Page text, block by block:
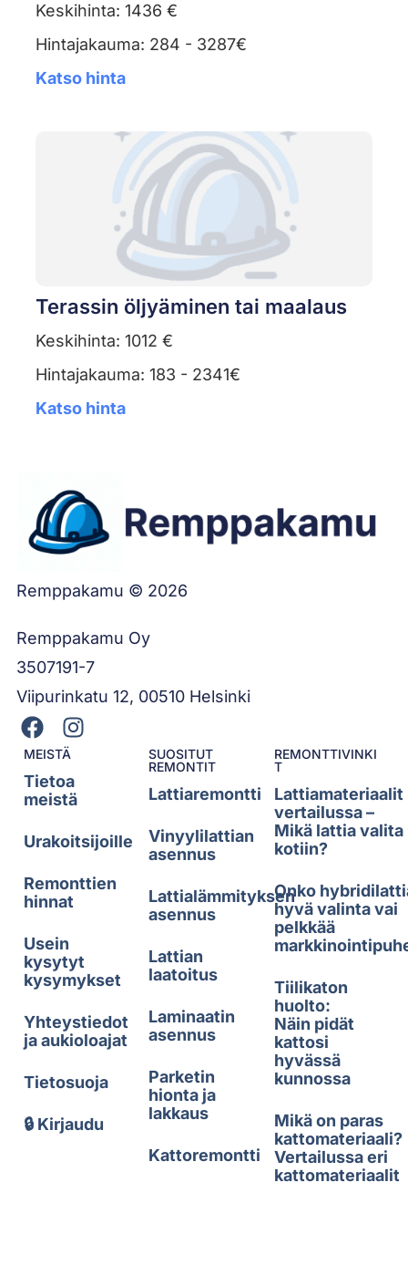
Keskihinta: 1436 €
Hintajakauma: 284 - 3287€
Katso hinta
Terassin öljyäminen tai maalaus
Keskihinta: 1012 €
Hintajakauma: 183 - 2341€
Katso hinta
Remppakamu © 2026
Remppakamu Oy
3507191-7
Viipurinkatu 12, 00510 Helsinki
MEISTÄ
Tietoa
meistä
Urakoitsijoille
Remonttien
hinnat
Usein
kysytyt
kysymykset
Yhteystiedot
ja aukioloajat
Tietosuoja
🔒 Kirjaudu
SUOSITUT
REMONTIT
Lattiaremontti
Vinyylilattian
asennus
Lattialämmityksen
asennus
Lattian
laatoitus
Laminaatin
asennus
Parketin
hionta ja
lakkaus
Kattoremontti
REMONTTIVINKI
T
Lattiamateriaalit
vertailussa –
Mikä lattia valita
kotiin?
Onko
hyvä valinta vai
pelkkää
Tiilikaton
huolto:
Näin pidät
kattosi
hyvässä
kunnossa
Mikä on paras
kattomateriaali?
Vertailussa eri
kattomateriaalit